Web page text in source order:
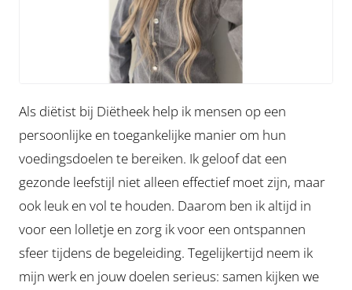
Als diëtist bij Diëtheek help ik mensen op een
persoonlijke en toegankelijke manier om hun
voedingsdoelen te bereiken. Ik geloof dat een
gezonde leefstijl niet alleen effectief moet zijn, maar
ook leuk en vol te houden. Daarom ben ik altijd in
voor een lolletje en zorg ik voor een ontspannen
sfeer tijdens de begeleiding. Tegelijkertijd neem ik
mijn werk en jouw doelen serieus: samen kijken we